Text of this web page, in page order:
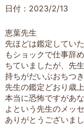
日付：2023/2/13
恵葉先生
先ほどは鑑定してい
もショックで仕事辞
ちていましたが、先
持ちがだいぶおちつき
先生の鑑定どおり歳
本当に恐怖ですがあ
よという先生のメッ
ありがとうございまし